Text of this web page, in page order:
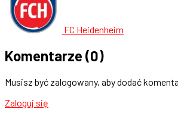
FC Heidenheim
Komentarze (0)
Musisz być zalogowany, aby dodać
Zaloguj się